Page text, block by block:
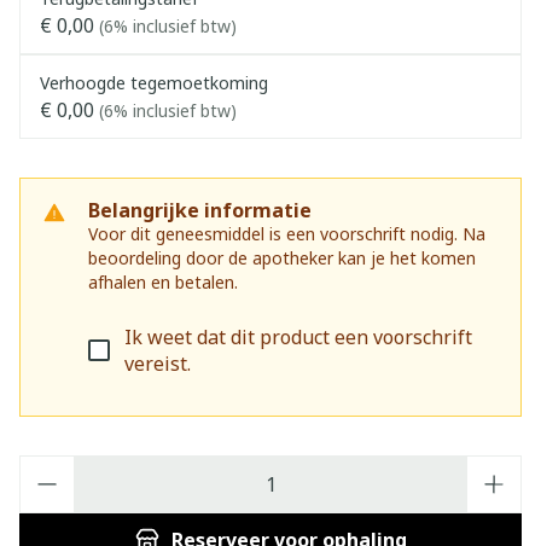
€ 0,00 (6% inclusief btw)
Verhoogde tegemoetkoming
€ 0,00 (6% inclusief btw)
Belangrijke informatie
Voor dit geneesmiddel is een voorschrift nodig. Na
beoordeling door de apotheker kan je het komen
afhalen en betalen.
Ik weet dat dit product een voorschrift
vereist.
Reserveervoor ophaling